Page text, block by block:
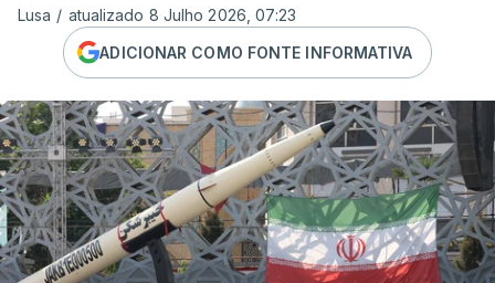
Lusa / atualizado 8 Julho 2026, 07:23
ADICIONAR COMO FONTE INFORMATIVA